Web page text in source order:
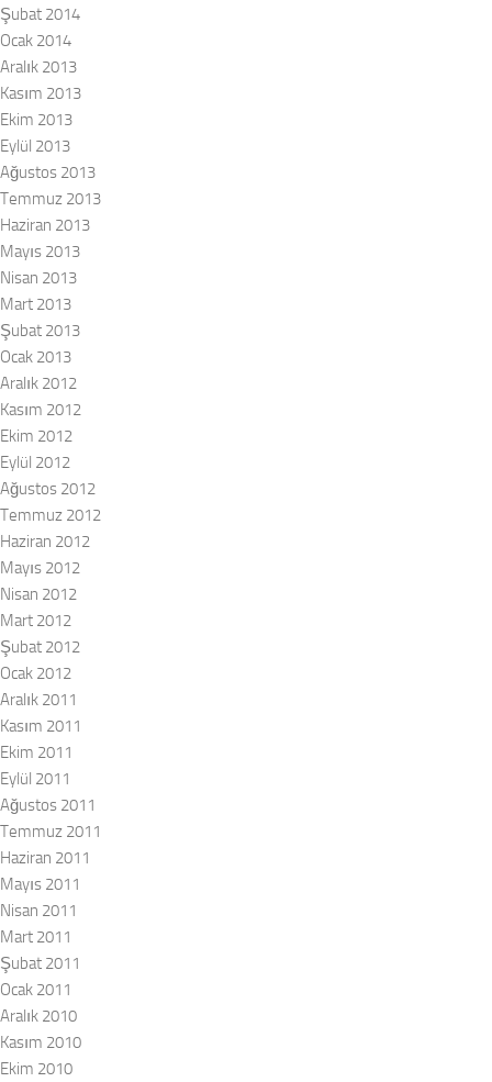
Şubat 2014
Ocak 2014
Aralık 2013
Kasım 2013
Ekim 2013
Eylül 2013
Ağustos 2013
Temmuz 2013
Haziran 2013
Mayıs 2013
Nisan 2013
Mart 2013
Şubat 2013
Ocak 2013
Aralık 2012
Kasım 2012
Ekim 2012
Eylül 2012
Ağustos 2012
Temmuz 2012
Haziran 2012
Mayıs 2012
Nisan 2012
Mart 2012
Şubat 2012
Ocak 2012
Aralık 2011
Kasım 2011
Ekim 2011
Eylül 2011
Ağustos 2011
Temmuz 2011
Haziran 2011
Mayıs 2011
Nisan 2011
Mart 2011
Şubat 2011
Ocak 2011
Aralık 2010
Kasım 2010
Ekim 2010